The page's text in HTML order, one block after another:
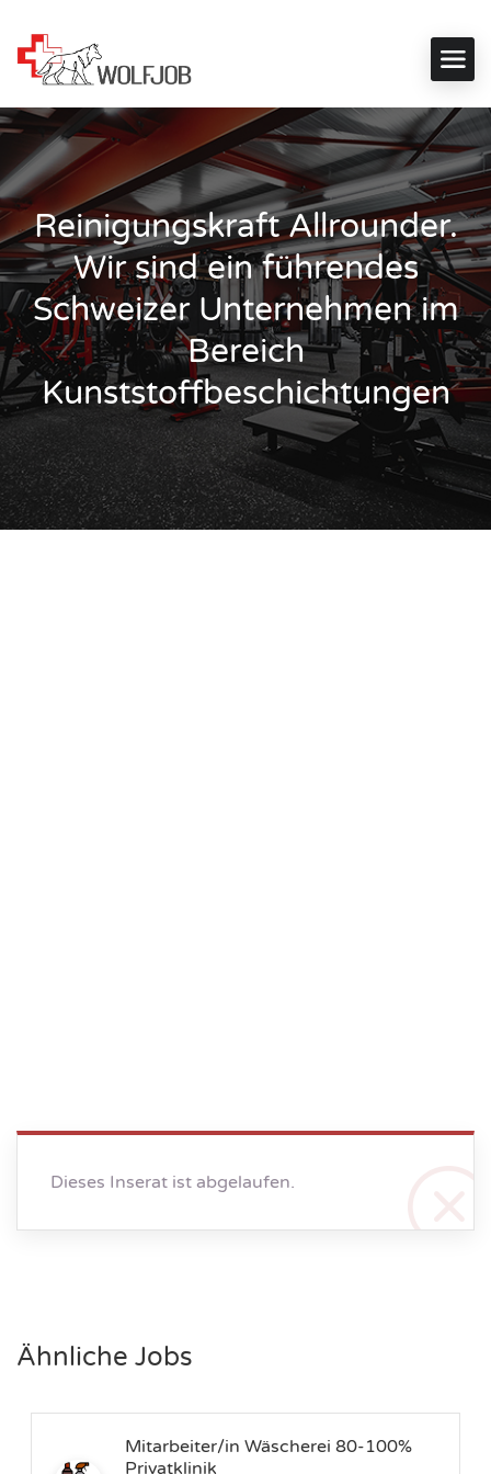
Reinigungskraft Allrounder.
Wir sind ein führendes
Schweizer Unternehmen im
Bereich
Kunststoffbeschichtungen
Dieses Inserat ist abgelaufen.
Ähnliche Jobs
Mitarbeiter/in Wäscherei 80-100%
Privatklinik